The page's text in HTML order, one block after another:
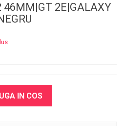
46MM|GT 2E|GALAXY
IN COS